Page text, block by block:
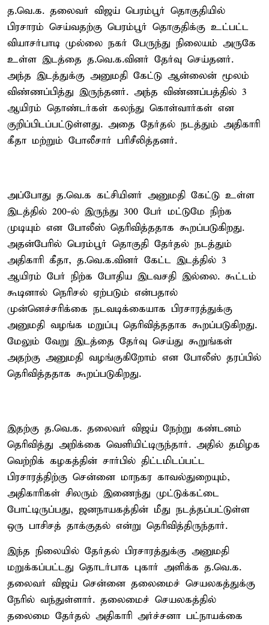
த.வெ.க. தலைவர் விஜய் பெரம்பூர் தொகுதியில்
பிரசாரம் செய்வதற்கு பெரம்பூர் தொகுதிக்கு உட்பட்ட
வியாசர்பாடி முல்லை நகர் பேருந்து நிலையம் அருகே
உள்ள இடத்தை த.வெ.க.வினர் தேர்வு செய்தனர்.
அந்த இடத்துக்கு அனுமதி கேட்டு ஆன்லைன் மூலம்
விண்ணப்பித்து இருந்தனர். அந்த விண்ணப்பத்தில் 3
ஆயிரம் தொண்டர்கள் கலந்து கொள்வார்கள் என
குறிப்பிடப்பட்டுள்ளது. அதை தேர்தல் நடத்தும் அதிகாரி
கீதா மற்றும் போலீசார் பரிசீலித்தனர்.
அப்போது த.வெ.க கட்சியினர் அனுமதி கேட்டு உள்ள
இடத்தில் 200-ல் இருந்து 300 பேர் மட்டுமே நிற்க
முடியும் என போலீஸ் தெரிவித்ததாக கூறப்படுகிறது.
அதன்பேரில் பெரம்பூர் தொகுதி தேர்தல் நடத்தும்
அதிகாரி கீதா, த.வெ.க.வினர் கேட்ட இடத்தில் 3
ஆயிரம் பேர் நிற்க போதிய இடவசதி இல்லை. கூட்டம்
கூடினால் நெரிசல் ஏற்படும் என்பதால்
முன்னெச்சரிக்கை நடவடிக்கையாக பிரசாரத்துக்கு
அனுமதி வழங்க மறுப்பு தெரிவித்ததாக கூறப்படுகிறது.
மேலும் வேறு இடத்தை தேர்வு செய்து கூறுங்கள்
அதற்கு அனுமதி வழங்குகிறோம் என போலீஸ் தரப்பில்
தெரிவித்ததாக கூறப்படுகிறது.
இதற்கு த.வெ.க. தலைவர் விஜய் நேற்று கண்டனம்
தெரிவித்து அறிக்கை வெளியிட்டிருந்தார். அதில் தமிழக
வெற்றிக் கழகத்தின் சார்பில் திட்டமிடப்பட்ட
பிரசாரத்திற்கு சென்னை மாநகர காவல்துறையும்,
அதிகாரிகள் சிலரும் இணைந்து முட்டுக்கட்டை
போட்டிருப்பது, ஜனநாயகத்தின் மீது நடத்தப்பட்டுள்ள
ஒரு பாசிசத் தாக்குதல் என்று தெரிவித்திருந்தார்.
இந்த நிலையில் தேர்தல் பிரசாரத்துக்கு அனுமதி
மறுக்கப்பட்டது தொடர்பாக புகார் அளிக்க த.வெ.க.
தலைவர் விஜய் சென்னை தலைமைச் செயலகத்துக்கு
நேரில் வந்துள்ளார். தலைமைச் செயலகத்தில்
தலைமை தேர்தல் அதிகாரி அர்ச்சனா பட்நாயக்கை